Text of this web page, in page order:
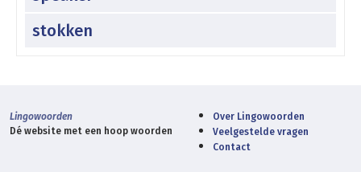
stokken
Lingowoorden
Dé website met een hoop woorden
Over Lingowoorden
Veelgestelde vragen
Contact